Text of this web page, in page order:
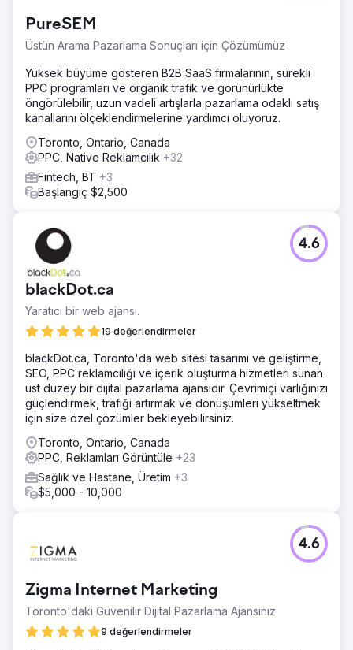
“metblinds” → #1, “met blinds calgary reviews” → güçlü
sıralama artışı, “blinds calgary” → sıralama iyileşmesi.
Ücretli Reklam Kampanyası: Toplam 1,3 milyon gösterim,
Tıklama Başına Maliyet (CPC) ~2,45$'dan ~1,3$'a düştü.
Ajans sayfasına git
PureSEM
Üstün Arama Pazarlama Sonuçları için Çözümümüz
Yüksek büyüme gösteren B2B SaaS firmalarının, sürekli
PPC programları ve organik trafik ve görünürlükte
öngörülebilir, uzun vadeli artışlarla pazarlama odaklı satış
kanallarını ölçeklendirmelerine yardımcı oluyoruz.
Toronto, Ontario, Canada
PPC, Native Reklamcılık +32
Fintech, BT +3
Başlangıç $2,500
blackDot.ca
Yaratıcı bir web ajansı.
19 değerlendirmeler
4.6
blackDot.ca, Toronto'da web sitesi tasarımı ve geliştirme,
SEO, PPC reklamcılığı ve içerik oluşturma hizmetleri sunan
üst düzey bir dijital pazarlama ajansıdır. Çevrimiçi varlığınızı
güçlendirmek, trafiği artırmak ve dönüşümleri yükseltmek
için size özel çözümler bekleyebilirsiniz.
Toronto, Ontario, Canada
PPC, Reklamları Görüntüle +23
Sağlık ve Hastane, Üretim +3
$5,000 - 10,000
Zigma Internet Marketing
Toronto'daki Güvenilir Dijital Pazarlama Ajansınız
9 değerlendirmeler
4.6